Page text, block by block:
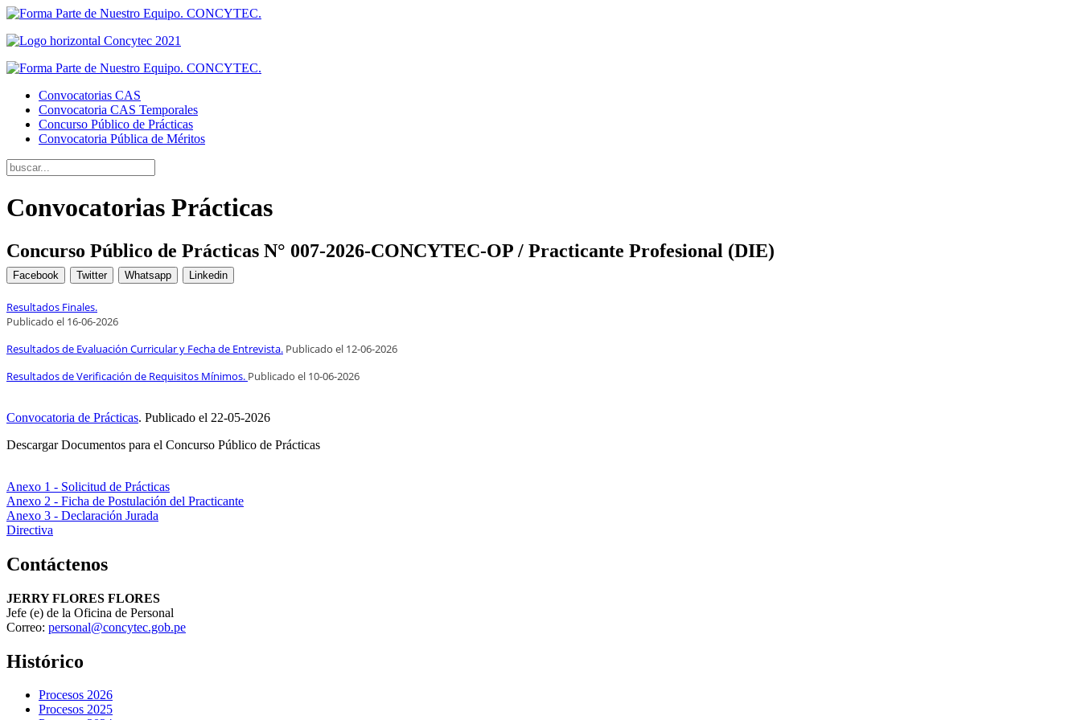
Convocatorias CAS
Convocatoria CAS Temporales
Concurso Público de Prácticas
Convocatoria Pública de Méritos
Convocatorias Prácticas
Concurso Público de Prácticas N° 007-2026-CONCYTEC-OP / Practicante Profesional (DIE)
Facebook Twitter Whatsapp Linkedin
Resultados Finales.
Publicado el 16-06-2026
Resultados de Evaluación Curricular y Fecha de Entrevista. Publicado el 12-06-2026
Resultados de Verificación de Requisitos Mínimos. Publicado el 10-06-2026
Convocatoria de Prácticas. Publicado el 22-05-2026
Descargar Documentos para el Concurso Público de Prácticas
Anexo 1 - Solicitud de Prácticas
Anexo 2 - Ficha de Postulación del Practicante
Anexo 3 - Declaración Jurada
Directiva
Contáctenos
JERRY FLORES FLORES
Jefe (e) de la Oficina de Personal
Correo: personal@concytec.gob.pe
Histórico
Procesos 2026
Procesos 2025